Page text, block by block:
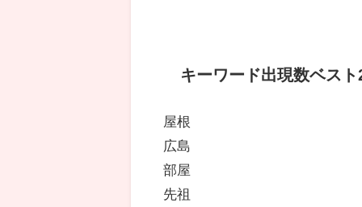
キーワード出現数ベスト
屋根
広島
部屋
先祖